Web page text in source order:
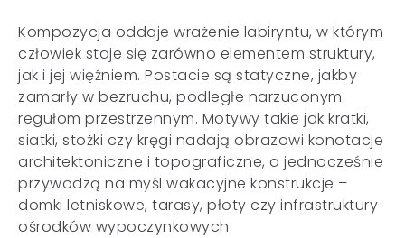
Kompozycja oddaje wrażenie labiryntu, w którym
człowiek staje się zarówno elementem struktury,
jak i jej więźniem. Postacie są statyczne, jakby
zamarły w bezruchu, podległe narzuconym
regułom przestrzennym. Motywy takie jak kratki,
siatki, stożki czy kręgi nadają obrazowi konotacje
architektoniczne i topograficzne, a jednocześnie
przywodzą na myśl wakacyjne konstrukcje –
domki letniskowe, tarasy, płoty czy infrastruktury
ośrodków wypoczynkowych.